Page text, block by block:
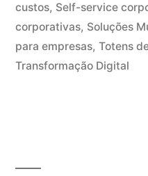
custos, Self-service
corporativas, Soluções
para empresas, Totens
Transformação Digital